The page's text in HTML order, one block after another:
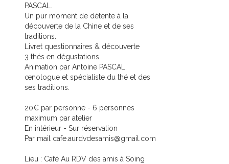
PASCAL.
Un pur moment de détente à la
découverte de la Chine et de ses
traditions.
Livret questionnaires & découverte
3 thés en dégustations
Animation par Antoine PASCAL,
œnologue et spécialiste du thé et des
ses traditions.
20€ par personne - 6 personnes
maximum par atelier
En intérieur - Sur réservation
Par mail cafe.aurdvdesamis@gmail.com
Lieu : Café Au RDV des amis à Soing